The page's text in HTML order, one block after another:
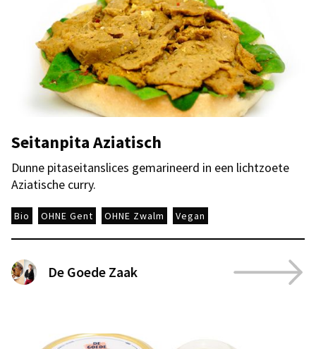
Seitanpita Aziatisch
Dunne pitaseitanslices gemarineerd in een lichtzoete
Aziatische curry.
Bio OHNE Gent OHNE Zwalm Vegan
De Goede Zaak